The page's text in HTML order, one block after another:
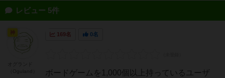
レビュー 5件
169名 0名
ボードゲームを1,000個以上持っているユーザ